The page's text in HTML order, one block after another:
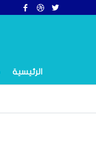
الرئيسية